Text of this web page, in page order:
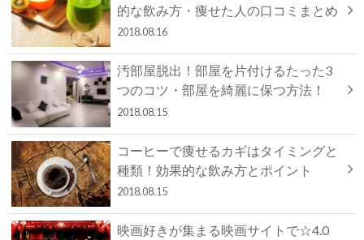
的な飲み方・痩せた人の口コミまとめ
2018.08.16
汚部屋脱出！部屋を片付けるたった3
つのコツ・部屋を綺麗に保つ方法！
2018.08.15
コーヒーで痩せるカギはタイミングと
種類！効果的な飲み方とポイント
2018.08.15
映画好きが集まる映画サイトで☆4.0